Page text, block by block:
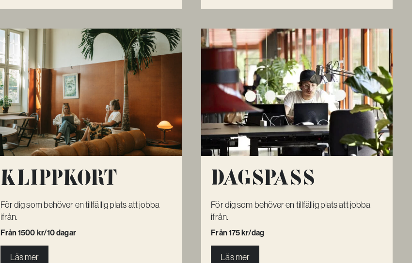
Klippkort
För dig som behöver en tillfällig plats att jobba
ifrån.
Från 1500 kr/10 dagar
Läs mer
Dagspass
För dig som behöver en tillfällig plats att jobba
ifrån.
Från 175 kr/dag
Läs mer